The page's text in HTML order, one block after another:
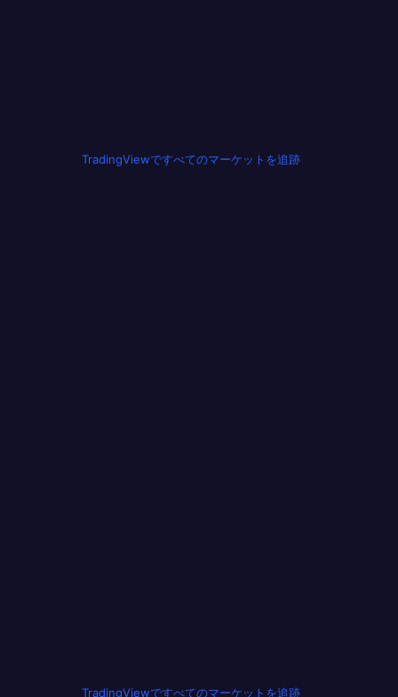
TradingViewですべてのマーケットを追跡
TradingViewですべてのマーケットを追跡